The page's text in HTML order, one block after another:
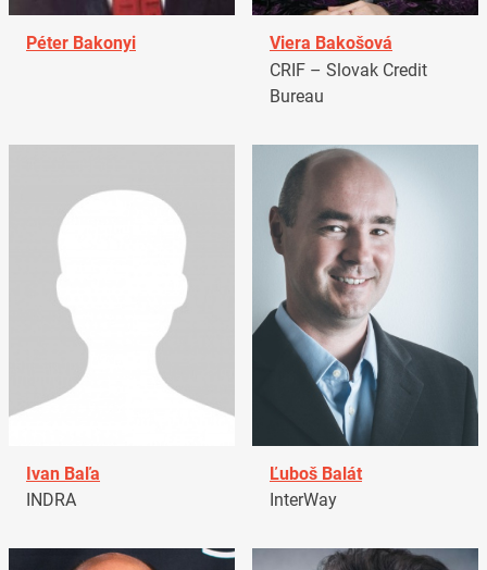
Péter Bakonyi
Viera Bakošová
CRIF – Slovak Credit
Bureau
Ivan Baľa
INDRA
Ľuboš Balát
InterWay